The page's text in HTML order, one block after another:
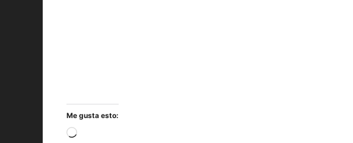
Me gusta esto:
Cargando...